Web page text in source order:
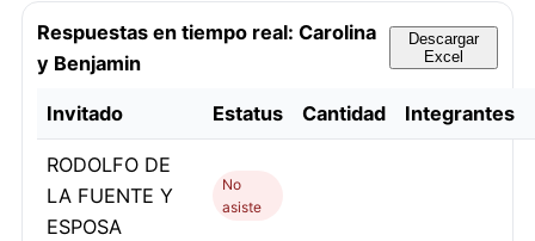
Respuestas en tiempo real: Carolina
y Benjamin
Descargar
Excel
Invitado Estatus Cantidad Integrantes
RODOLFO DE
LA FUENTE Y
ESPOSA
No
asiste